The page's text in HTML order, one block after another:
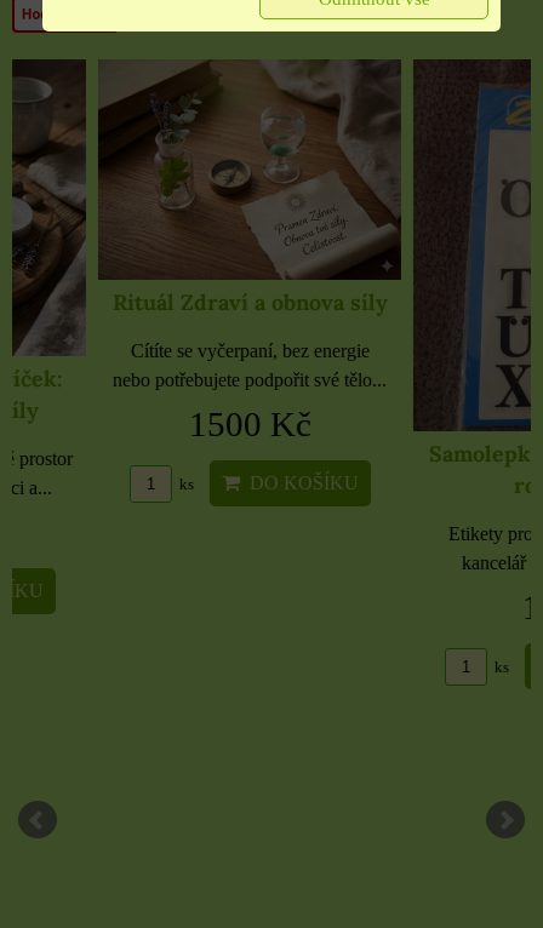
Rituál Zdraví a obnova síly
Cítíte se vyčerpaní, bez energie
nebo potřebujete podpořit své tělo...
1500 Kč
DO KOŠÍKU
Samolepky černé
rozbaleno
Etikety pro
kancelář 6 použitých
DO